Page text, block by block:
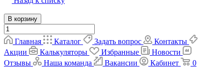
В корзину
Главная Каталог Задать вопрос
Контакты
Акции
Калькуляторы Избранные
Новости
Отзывы
Наша команда Вакансии Кабинет
0